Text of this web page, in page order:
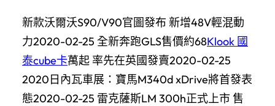
新款沃爾沃S90/V90官圖發布 新增48V輕混動
力2020-02-25 全新奔跑GLS售價約68Klook 國
泰cube卡萬起 率先在英國發賣2020-02-25
2020日內瓦車展：寶馬M340d xDrive將首發表
態2020-02-25 雷克薩斯LM 300h正式上市 售